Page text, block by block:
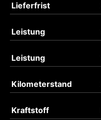
Lieferfrist
Leistung
Leistung
Kilometerstand
Kraftstoff